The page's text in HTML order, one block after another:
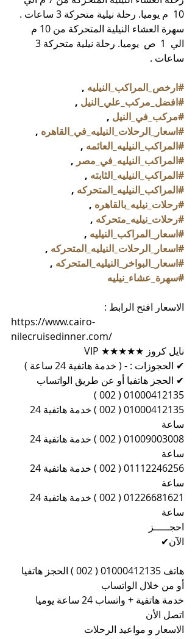
10 م يوميا. رحلة نيلية متحركة 3 ساعات .
سهرة العشاء النيلية المتحركة من 10 م
الي
ساعات .
#ارخص_المراكب_النيليه ,
#افضل_مركب_علي_النيل ,
#مركب_في_النيل ,
#اسعار_الرحلات_النيليه_في_القاهره ,
#المراكب_النيليه_العائمه ,
#المراكب_النيليه_في_مصر ,
#المراكب_النيليه_الثابته ,
#المراكب_النيليه_المتحركه ,
#رحلات_نيليه_بالقاهره ,
#رحلات_نيليه_متحركه ,
#اسعار_المراكب_النيليه ,
#اسعار_الرحلات_النيليه_المتحركه ,
#اسعار_البواخر_النيليه_المتحركه ,
#سهرة_عشاء_نيليه
الاسعار افتح الرابط :
https://www.cairo-
nilecruisedinner.com/
نايل كروز ★★★★★ VIP
✔ الحجوزات : - ( خدمة هاتفية 24 ساعة )
✔ الحجز هاتفيا أو عن طريق الواتساب
01000412135 ( 002 )
ساعة
ساعة
ساعة
ساعة
احجـــــز
الآن✔
هاتف 01000412135 ( 002 ) الحجز هاتفيا
أو من خلال الواتساب
خدمة هاتفية + واتساب 24 ساعة يوميا
اتصل الأن
الاسعار و مواعيد الرحلات